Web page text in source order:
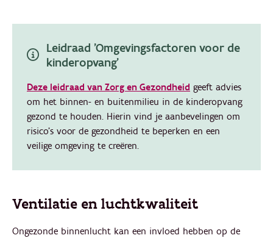
Leidraad 'Omgevingsfactoren voor de
kinderopvang'
Deze leidraad van Zorg en Gezondheid geeft advies
om het binnen- en buitenmilieu in de kinderopvang
gezond te houden. Hierin vind je aanbevelingen om
risico’s voor de gezondheid te beperken en een
veilige omgeving te creëren.
Ventilatie en luchtkwaliteit
Ongezonde binnenlucht kan een invloed hebben op de